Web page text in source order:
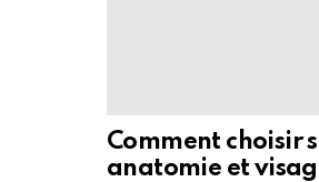
Comment choisir
anatomie et